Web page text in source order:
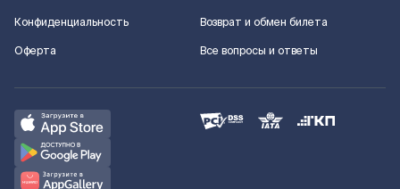
Конфиденциальность
Оферта
Возврат и обмен билета
Все вопросы и ответы